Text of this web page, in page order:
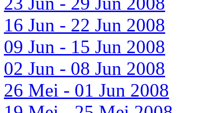
16 Jun - 22 Jun 2008
09 Jun - 15 Jun 2008
02 Jun - 08 Jun 2008
26 Mei - 01 Jun 2008